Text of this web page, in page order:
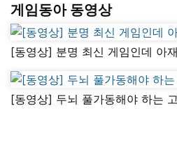
게임동아 동영상
[동영상] 분명 최신 게임인데 아
[동영상] 두뇌 풀가동해야 하는